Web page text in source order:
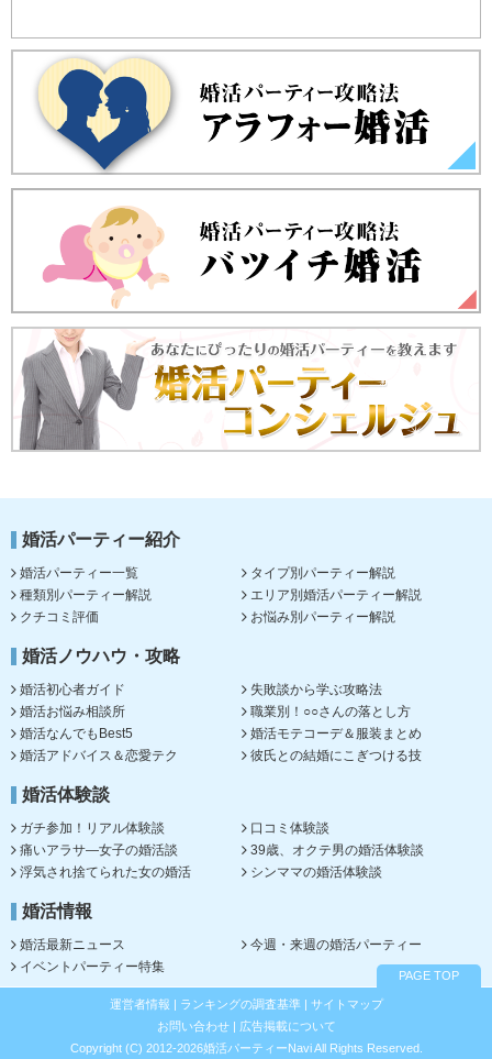
婚活パーティー紹介
婚活パーティー一覧
タイプ別パーティー解説
種類別パーティー解説
エリア別婚活パーティー解説
クチコミ評価
お悩み別パーティー解説
婚活ノウハウ・攻略
婚活初心者ガイド
失敗談から学ぶ攻略法
婚活お悩み相談所
職業別！○○さんの落とし方
婚活なんでもBest5
婚活モテコーデ＆服装まとめ
婚活アドバイス＆恋愛テク
彼氏との結婚にこぎつける技
婚活体験談
ガチ参加！リアル体験談
口コミ体験談
痛いアラサ―女子の婚活談
39歳、オクテ男の婚活体験談
浮気され捨てられた女の婚活
シンママの婚活体験談
婚活情報
婚活最新ニュース
今週・来週の婚活パーティー
イベントパーティー特集
PAGE TOP
運営者情報 | ランキングの調査基準| サイトマップ
お問い合わせ| 広告掲載について
Copyright (C) 2012-2026婚活パーティーNavi All Rights Reserved.